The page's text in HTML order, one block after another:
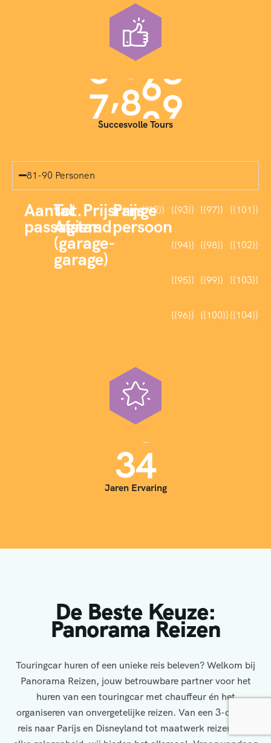
7,000
Succesvolle Tours
81-90 Personen
Aantal
passagiers
Tot.
Afstand
(garage-
garage)
Prijsrange
Prijs
persoon
{{92}} {{93}}
{{94}}
{{95}}
{{96}}
{{97}}
{{98}}
{{99}}
{{100}}
{{101}}
{{102}}
{{103}}
{{104}}
35
Jaren Ervaring
De Beste Keuze:
Panorama Reizen
Touringcar huren of een unieke reis beleven? Welkom bij
Panorama Reizen, jouw betrouwbare partner voor het
huren van een touringcar met chauffeur én het
organiseren van onvergetelijke reizen. Van een 3-daagse
reis naar Parijs en Disneyland tot maatwerk reizen voor